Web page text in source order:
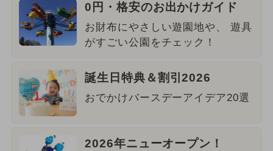
0円・格安のお出かけガイド
お財布にやさしい遊園地や、 遊具
がすごい公園をチェック！
誕生日特典＆割引2026
おでかけバースデーアイデア20選
2026年ニューオープン！